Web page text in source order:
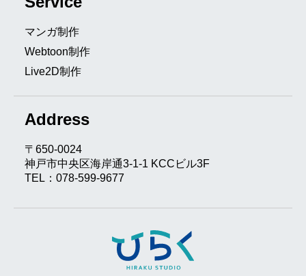
マンガ制作
Webtoon制作
Live2D制作
Address
〒650-0024
神戸市中央区海岸通3-1-1 KCCビル3F
TEL：078-599-9677